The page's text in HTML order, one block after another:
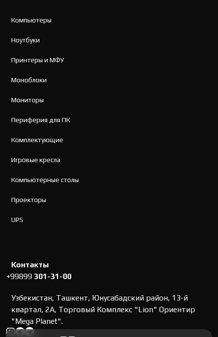
Компьютеры
Ноутбуки
Принтеры и МФУ
Моноблоки
Мониторы
Периферия для ПК
Комплектующие
Игровые кресла
Компьютерные столы
Проекторы
UPS
Контакты
+99899301-31-00
Узбекистан, Ташкент, Юнусабадский район, 13-й
квартал, 2А, Торговый Комплекс "Lion" Ориентир
"Mega Planet".